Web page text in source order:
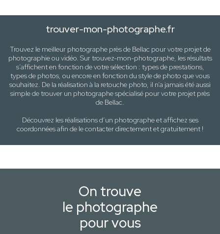
trouver-mon-photographe.fr
Trouvez le meilleur photographe près de Bellac pour votre projet de
photographie ou vidéo. Sur trouvez-mon-photographe, les résultats
s’affichent en fonction de votre sélection : types de prestations,
types de photos, ou encore en fonction du stylede photo que vous
souhaitez. De la réalisation à la retouche photo, il n’a jamais été aussi
simple de trouver un photographe spécialisé pour votre projet près
de Bellac.
Découvrez les réalisations d’un photographe et affichez ses
coordonnées afin de le contacter directement et gratuitement !
On trouve
le photographe
pour vous